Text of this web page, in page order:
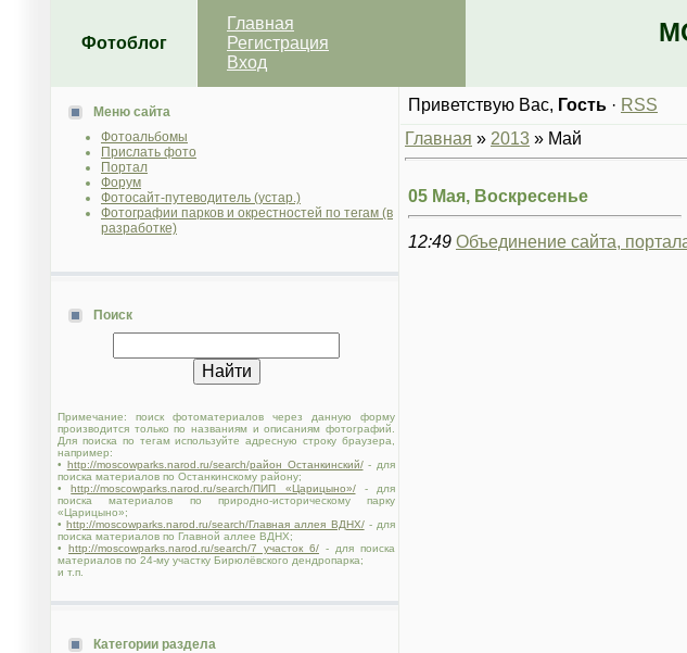
Фотоблог
Главная
Регистрация
Вход
Меню сайта
Фотоальбомы
Прислать фото
Портал
Форум
Фотосайт-путеводитель (устар.)
Фотографии парков и окрестностей по тегам (в
разработке)
Поиск
Примечание: поиск фотоматериалов через данную форму
производится только по названиям и описаниям фотографий.
Для поиска по тегам используйте адресную строку браузера,
например:
• http://moscowparks.narod.ru/search/район Останкинский/- для
поиска материалов по Останкинскому району;
•http://moscowparks.narod.ru/search/ПИП «Царицыно»/- для
поиска материалов по природно-историческому парку
«Царицыно»;
•http://moscowparks.narod.ru/search/Главная аллея ВДНХ/- для
поиска материалов по Главной аллее ВДНХ;
• http://moscowparks.narod.ru/search/7 участок 6/ - для поиска
материалов по 24-му участку Бирюлёвского дендропарка;
и т.п.
Категории раздела
Приветствую Вас, Гость · RSS
Главная » 2013 » Май
05 Мая, Воскресенье
12:49 Объединение сайта,